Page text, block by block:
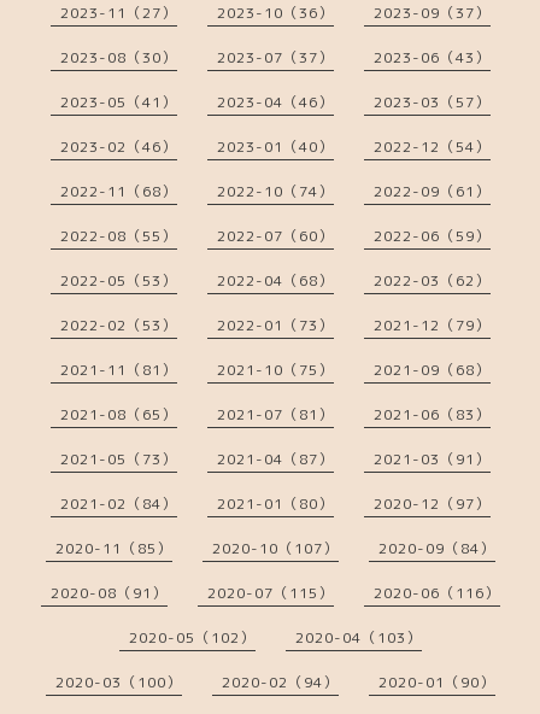
2023-11（27） 2023-10（36） 2023-09（37）
2023-08（30） 2023-07（37） 2023-06（43）
2023-05（41） 2023-04（46） 2023-03（57）
2023-02（46） 2023-01（40） 2022-12（54）
2022-11（68） 2022-10（74） 2022-09（61）
2022-08（55） 2022-07（60） 2022-06（59）
2022-05（53） 2022-04（68） 2022-03（62）
2022-02（53） 2022-01（73） 2021-12（79）
2021-11（81） 2021-10（75） 2021-09（68）
2021-08（65） 2021-07（81） 2021-06（83）
2021-05（73） 2021-04（87） 2021-03（91）
2021-02（84） 2021-01（80） 2020-12（97）
2020-11（85） 2020-10（107） 2020-09（84）
2020-08（91） 2020-07（115） 2020-06（116）
2020-05（102） 2020-04（103）
2020-03（100） 2020-02（94） 2020-01（90）